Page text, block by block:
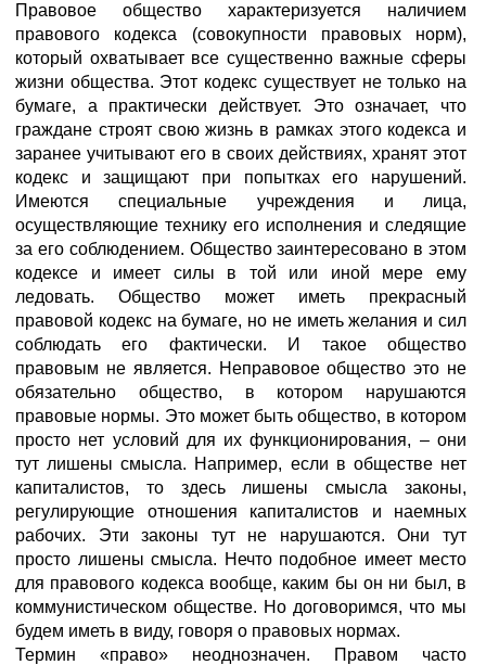
Правовое общество характеризуется наличием
правового кодекса (совокупности правовых норм),
который охватывает все существенно важные сферы
жизни общества. Этот кодекс существует не только на
бумаге, а практически действует. Это означает, что
граждане строят свою жизнь в рамках этого кодекса и
заранее учитывают его в своих действиях, хранят этот
кодекс и защищают при попытках его нарушений.
Имеются специальные учреждения и лица,
осуществляющие технику его исполнения и следящие
за его соблюдением. Общество заинтересовано в этом
кодексе и имеет силы в той или иной мере ему
ледовать. Общество может иметь прекрасный
правовой кодекс на бумаге, но не иметь желания и сил
соблюдать его фактически. И такое общество
правовым не является. Неправовое общество это не
обязательно общество, в котором нарушаются
правовые нормы. Это может быть общество, в котором
просто нет условий для их функционирования, – они
тут лишены смысла. Например, если в обществе нет
капиталистов, то здесь лишены смысла законы,
регулирующие отношения капиталистов и наемных
рабочих. Эти законы тут не нарушаются. Они тут
просто лишены смысла. Нечто подобное имеет место
для правового кодекса вообще, каким бы он ни был, в
коммунистическом обществе. Но договоримся, что мы
будем иметь в виду, говоря о правовых нормах.
Термин «право» неоднозначен. Правом часто